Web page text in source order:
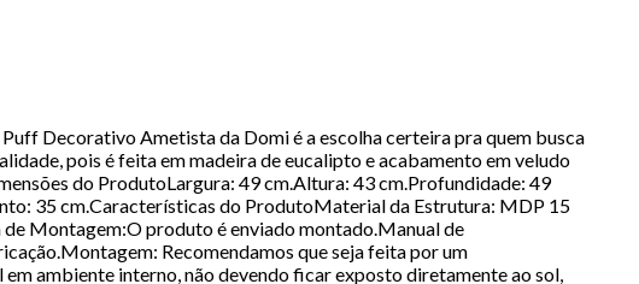
Decorativo Ametista da Domi é a escolha certeira pra quem busca
pois é feita em madeira de eucalipto e acabamento em veludo
do ProdutoLargura: 49 cm.Altura: 43 cm.Profundidade: 49
35 cm.Características do ProdutoMaterial da Estrutura: MDP 15
Montagem:O produto é enviado montado.Manual de
Recomendamos que seja feita por um
ambiente interno, não devendo ficar exposto diretamente ao sol,